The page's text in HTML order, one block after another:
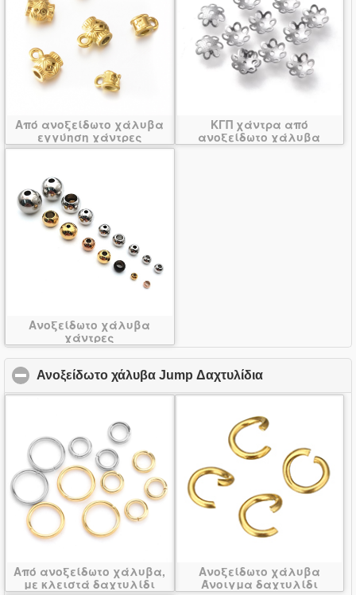
Από ανοξείδωτο χάλυβα
εγγύηση χάντρες
ΚΓΠ χάντρα από
ανοξείδωτο χάλυβα
Ανοξείδωτο χάλυβα
χάντρες
Ανοξείδωτο χάλυβα Jump Δαχτυλίδια
Από ανοξείδωτο χάλυβα,
με κλειστά δαχτυλίδι
Ανοξείδωτο χάλυβα
Άνοιγμα δαχτυλίδι